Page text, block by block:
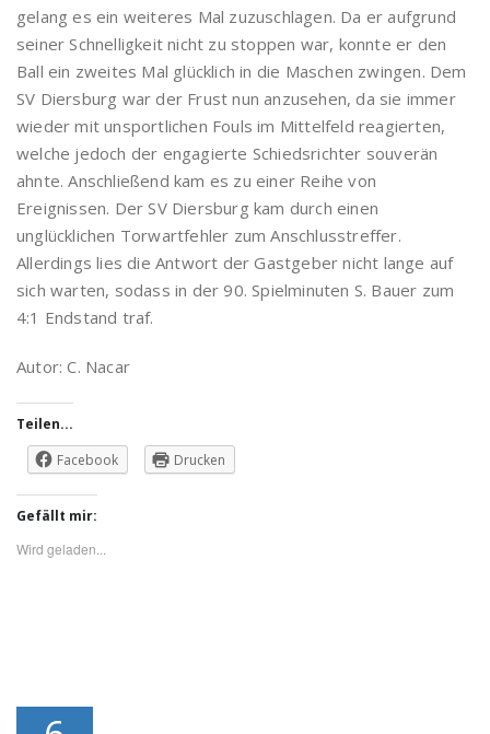
gelang es ein weiteres Mal zuzuschlagen. Da er aufgrund
seiner Schnelligkeit nicht zu stoppen war, konnte er den
Ball ein zweites Mal glücklich in die Maschen zwingen. Dem
SV Diersburg war der Frust nun anzusehen, da sie immer
wieder mit unsportlichen Fouls im Mittelfeld reagierten,
welche jedoch der engagierte Schiedsrichter souverän
ahnte. Anschließend kam es zu einer Reihe von
Ereignissen. Der SV Diersburg kam durch einen
unglücklichen Torwartfehler zum Anschlusstreffer.
Allerdings lies die Antwort der Gastgeber nicht lange auf
sich warten, sodass in der 90. Spielminuten S. Bauer zum
4:1 Endstand traf.
Autor: C. Nacar
Teilen...
Facebook
Drucken
Gefällt mir:
Wird geladen...